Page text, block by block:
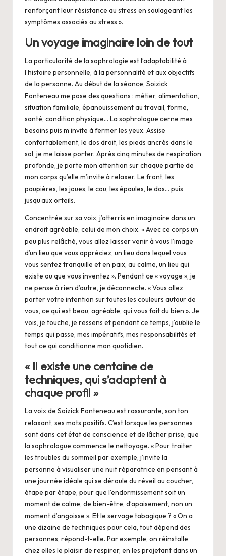
renforçant leur résistance au stress en soulageant les
symptômes associés au stress ».
Un voyage imaginaire loin de tout
La particularité de la sophrologie est l’adaptabilité à
l’histoire personnelle, à la personnalité et aux objectifs
de la personne. Au début de la séance, Soizick
Fonteneau me pose des questions : métier, alimentation,
situation familiale, épanouissement au travail, forme,
santé, condition physique… La sophrologue cerne mes
besoins puis m’invite à fermer les yeux. Assise
confortablement, le dos droit, les pieds ancrés dans le
sol, je me laisse porter. Après cinq minutes de respiration
profonde, je porte mon attention sur chaque partie de
mon corps qu’elle m’invite à relaxer. Le front, les
paupières, les joues, le cou, les épaules, le dos… puis
jusqu’aux orteils.
Concentrée sur sa voix, j’atterris en imaginaire dans un
endroit agréable, celui de mon choix. « Avec ce corps un
peu plus relâché, vous allez laisser venir à vous l’image
d’un lieu que vous appréciez, un lieu dans lequel vous
vous sentez tranquille et en paix, au calme, un lieu qui
existe ou que vous inventez ». Pendant ce « voyage », je
ne pense à rien d’autre, je déconnecte. « Vous allez
porter votre intention sur toutes les couleurs autour de
vous, ce qui est beau, agréable, qui vous fait du bien ». Je
vois, je touche, je ressens et pendant ce temps, j’oublie le
temps qui passe, mes impératifs, mes responsabilités et
tout ce qui conditionne mon quotidien.
« Il existe une centaine de
techniques, qui s’adaptent à
chaque profil »
La voix de Soizick Fonteneau est rassurante, son ton
relaxant, ses mots positifs. C’est lorsque les personnes
sont dans cet état de conscience et de lâcher prise, que
la sophrologue commence le nettoyage. « Pour traiter
les troubles du sommeil par exemple, j’invite la
personne à visualiser une nuit réparatrice en pensant à
une journée idéale qui se déroule du réveil au coucher,
étape par étape, pour que l’endormissement soit un
moment de calme, de bien-être, d’apaisement, non un
moment d’angoisse ». Et le servage tabagique ? « On a
une dizaine de techniques pour cela, tout dépend des
personnes, répond-t-elle. Par exemple, on réinstalle
chez elles le plaisir de respirer, en les projetant dans un